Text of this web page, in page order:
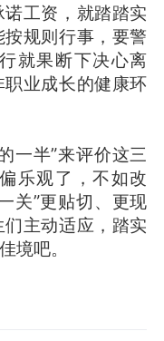
工资，就踏踏实
规则行事，要警
就果断下决心离
业成长的健康环
半”来评价这三
乐观了，不如改
关”更贴切、更现
主动适应，踏实
境吧。